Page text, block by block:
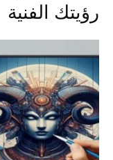
رؤيتك الفنية